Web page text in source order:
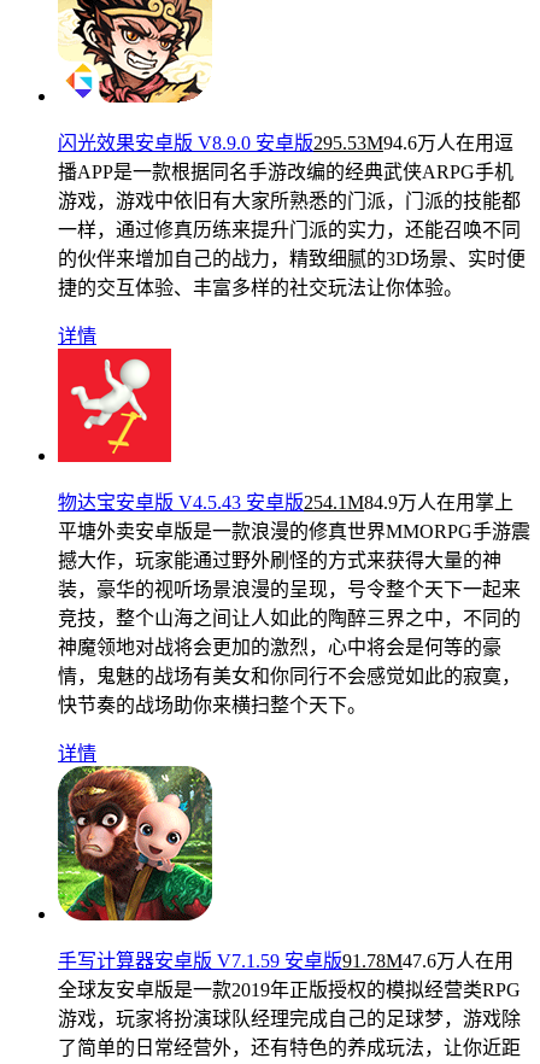
闪光效果安卓版 V8.9.0 安卓版295.53M94.6万人在用 逗
播APP是一款根据同名手游改编的经典武侠ARPG手机
游戏，游戏中依旧有大家所熟悉的门派，门派的技能都
一样，通过修真历练来提升门派的实力，还能召唤不同
的伙伴来增加自己的战力，精致细腻的3D场景、实时便
捷的交互体验、丰富多样的社交玩法让你体验。
详情
物达宝安卓版 V4.5.43 安卓版254.1M84.9万人在用 掌上
平塘外卖安卓版是一款浪漫的修真世界MMORPG手游震
撼大作，玩家能通过野外刷怪的方式来获得大量的神
装，豪华的视听场景浪漫的呈现，号令整个天下一起来
竞技，整个山海之间让人如此的陶醉三界之中，不同的
神魔领地对战将会更加的激烈，心中将会是何等的豪
情，鬼魅的战场有美女和你同行不会感觉如此的寂寞，
快节奏的战场助你来横扫整个天下。
详情
手写计算器安卓版 V7.1.59 安卓版91.78M47.6万人在用
全球友安卓版是一款2019年正版授权的模拟经营类RPG
游戏，玩家将扮演球队经理完成自己的足球梦，游戏除
了简单的日常经营外，还有特色的养成玩法，让你近距